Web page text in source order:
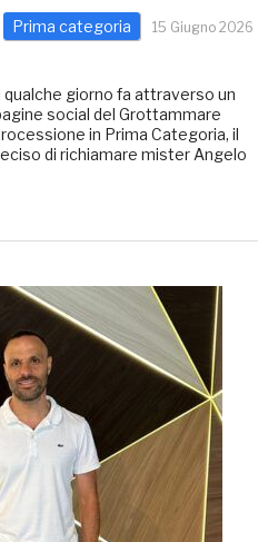
Prima categoria
15 Giugno 2026
qualche giorno fa attraverso un
social del Grottammare
in Prima Categoria, il
di richiamare mister Angelo